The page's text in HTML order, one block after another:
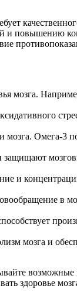
и повышению
мозга.
Омега-3
и
в
мозга и
здоровье